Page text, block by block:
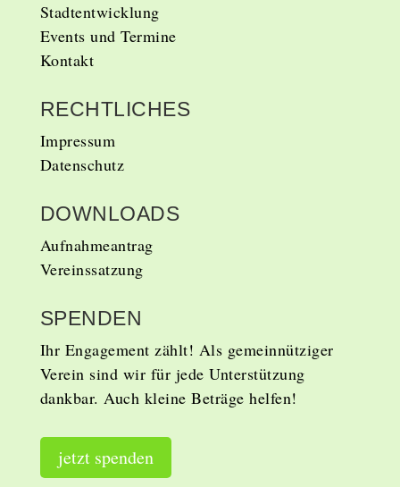
Stadtentwicklung
Events und Termine
Kontakt
RECHTLICHES
Impressum
Datenschutz
DOWNLOADS
Aufnahmeantrag
Vereinssatzung
SPENDEN
Ihr Engagement zählt! Als gemeinnütziger
Verein sind wir für jede Unterstützung
dankbar. Auch kleine Beträge helfen!
jetzt spenden